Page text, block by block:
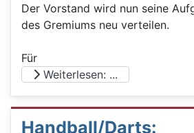
Der Vorstand wird nun seine
des Gremiums neu verteilen.
Für
Weiterlesen: ...
Handball/Darts: